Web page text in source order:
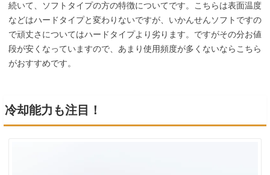
続いて、ソフトタイプの方の特徴についてです。こちらは表面温度
などはハードタイプと変わりないですが、いかんせんソフトですの
で頑丈さについてはハードタイプより劣ります。ですがその分お値
段が安くなっていますので、あまり使用頻度が多くないならこちら
がおすすめです。
冷却能力も注目！